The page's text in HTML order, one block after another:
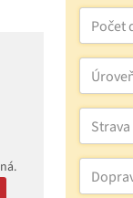
Počet
Strava